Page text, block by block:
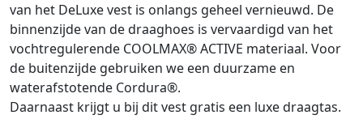
van het DeLuxe vest is onlangs geheel vernieuwd. De
binnenzijde van de draaghoes is vervaardigd van het
vochtregulerende COOLMAX® ACTIVE materiaal. Voor
de buitenzijde gebruiken we een duurzame en
waterafstotende Cordura®.
Daarnaast krijgt u bij dit vest gratis een luxe draagtas.